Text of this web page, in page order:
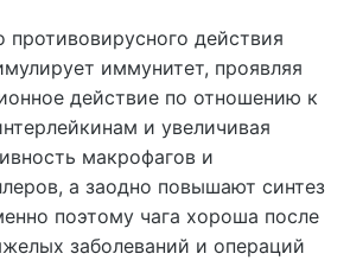
действия
иммунитет, проявляя
действие по отношению к
и увеличивая
макрофагов и
а заодно повышают синтез
поэтому чага хороша после
заболеваний и операций